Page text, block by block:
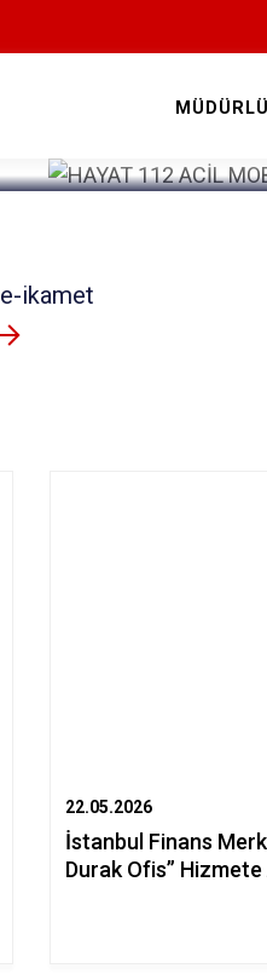
e-ikamet
22.05.2026
İstanbul Finans
Durak Ofis” Hizmete